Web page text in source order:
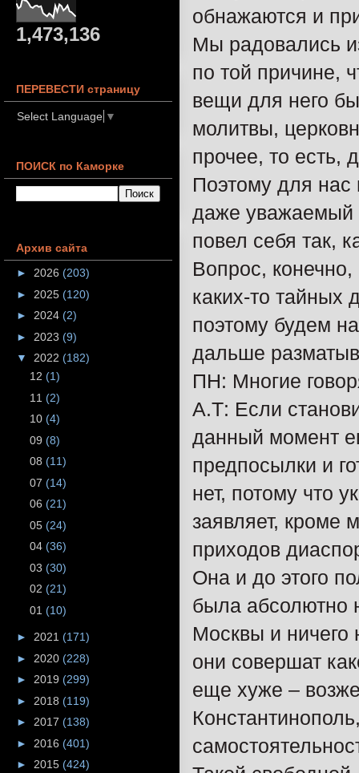
обнажаются и
Мы радовались
по той причине,
вещи для него
молитвы,
прочее, то есть,
Поэтому для
даже уважаемый
повел себя так,
Вопрос,
каких-то тайных
поэтому будем
дальше
ПН: Многие
А.Т: Если
данный момент
предпосылки и
нет, потому что
заявляет, кроме
приходов
Она и до этого
была абсолютно
Москвы и ничего
они совершат
еще хуже –
1,473,136
ПЕРЕВЕСТИ страницу
Select Language ▼
ПОИСК по Каморке
Архив сайта
► 2026 (203)
► 2025 (120)
► 2024 (2)
► 2023 (9)
▼ 2022 (182)
12 (1)
11 (2)
10 (4)
09 (8)
08 (11)
07 (14)
06 (21)
05 (24)
04 (36)
03 (30)
02 (21)
01 (10)
► 2021 (171)
► 2020 (228)
► 2019 (299)
► 2018 (119)
► 2017 (138)
► 2016 (401)
► 2015 (424)